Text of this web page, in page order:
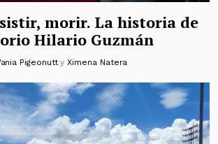
morir. La historia de
Hilario Guzmán
PigeonuttyXimena Natera